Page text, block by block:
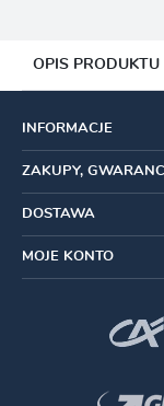
OPIS PRODUKTU
Kolor:
INFORMACJE
ZAKUPY,
DOSTAWA
MOJE KONTO